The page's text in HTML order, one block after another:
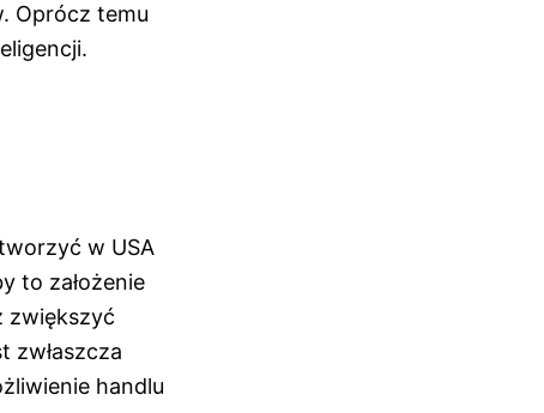
Oprócz temu
w USA
to założenie
zwiększyć
zwłaszcza
handlu